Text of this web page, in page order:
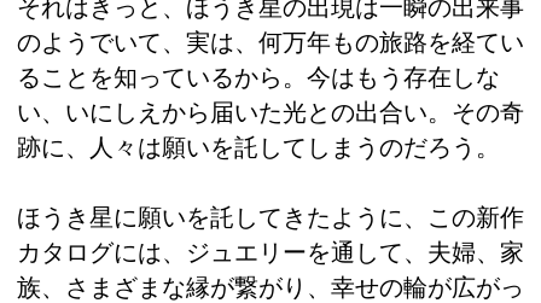
それはきっと、ほうき星の出現は一瞬の出来事
のようでいて、実は、何万年もの旅路を経てい
ることを知っているから。今はもう存在しな
い、いにしえから届いた光との出合い。その奇
跡に、人々は願いを託してしまうのだろう。
ほうき星に願いを託してきたように、この新作
カタログには、ジュエリーを通して、夫婦、家
族、さまざまな縁が繋がり、幸せの輪が広がっ